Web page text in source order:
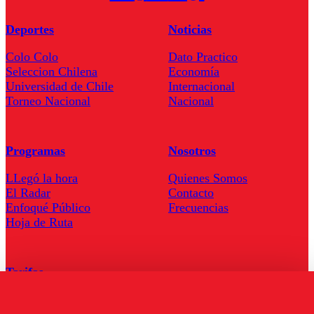
Deportes
Colo Colo
Seleccion Chilena
Universidad de Chile
Torneo Nacional
Noticias
Dato Practico
Economía
Internacional
Nacional
Programas
LLegó la hora
El Radar
Enfoqué Público
Hoja de Ruta
Nosotros
Quienes Somos
Contacto
Frecuencias
Tarifas